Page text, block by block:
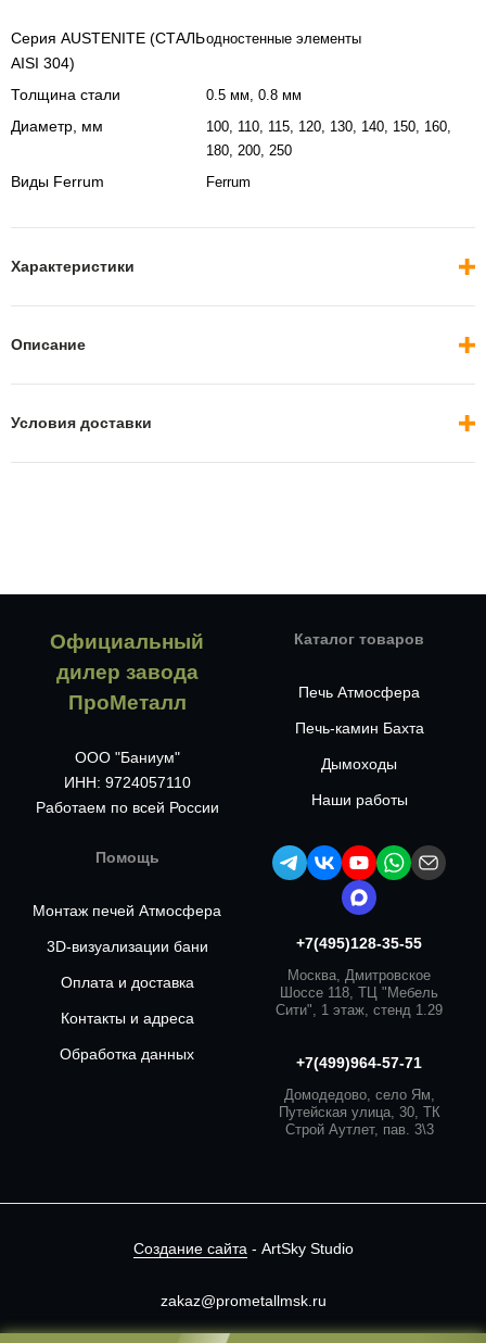
Серия AUSTENITE (СТАЛЬ
AISI 304)
одностенные элементы
Толщина стали 0.5 мм, 0.8 мм
Диаметр, мм
100, 110, 115, 120, 130, 140, 150, 160,
180, 200, 250
Виды Ferrum Ferrum
Характеристики
Описание
Условия доставки
Официальный
дилер завода
ПроМеталл
ООО "Баниум"
ИНН: 9724057110
Работаем по всей России
Каталог товаров
Печь Атмосфера
Печь-камин Бахта
Дымоходы
Наши работы
Помощь
Монтаж печей Атмосфера
3D-визуализации бани
Оплата и доставка
Контакты и адреса
Обработка данных
+7(495)128-35-55
Москва, Дмитровское
Шоссе 118, ТЦ "Мебель
Сити", 1 этаж, стенд 1.29
+7(499)964-57-71
Домодедово, село Ям,
Путейская улица, 30, ТК
Строй Аутлет, пав. 3\3
Создание сайта - ArtSky Studio
zakaz@prometallmsk.ru